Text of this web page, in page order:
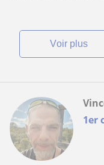
voir plus
1er